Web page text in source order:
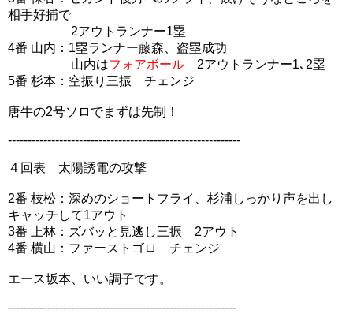
相手好捕で
2アウトランナー1塁
4番 山内：1塁ランナー藤森、盗塁成功
山内はフォアボール 2アウトランナー1､2塁
5番 杉本：空振り三振 チェンジ
唐牛の2号ソロでまずは先制！
-----------------------------------------------------------
４回表 太陽誘電の攻撃
2番 枝松：深めのショートフライ、杉浦しっかり声を出し
キャッチして1アウト
3番 上林：ズバッと見逃し三振 2アウト
4番 横山：ファーストゴロ チェンジ
エース坂本、いい調子です。
----------------------------------------------------------